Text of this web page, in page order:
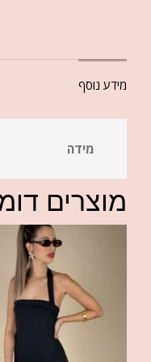
מידע נוסף
מידה
מוצרים